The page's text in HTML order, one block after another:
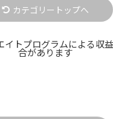
カテゴリートップへ
イトプログラムによる収
合があります